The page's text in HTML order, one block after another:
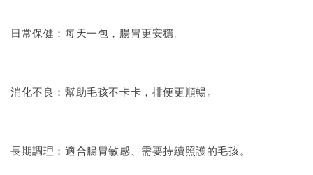
日常保健：每天一包，腸胃更安穩。
消化不良：幫助毛孩不卡卡，排便更順暢。
長期調理：適合腸胃敏感、需要持續照護的毛孩。